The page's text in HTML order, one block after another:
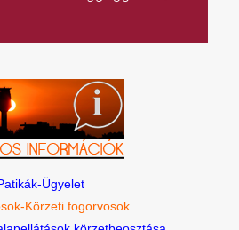
Ügyelet
Körzeti fogorvosok